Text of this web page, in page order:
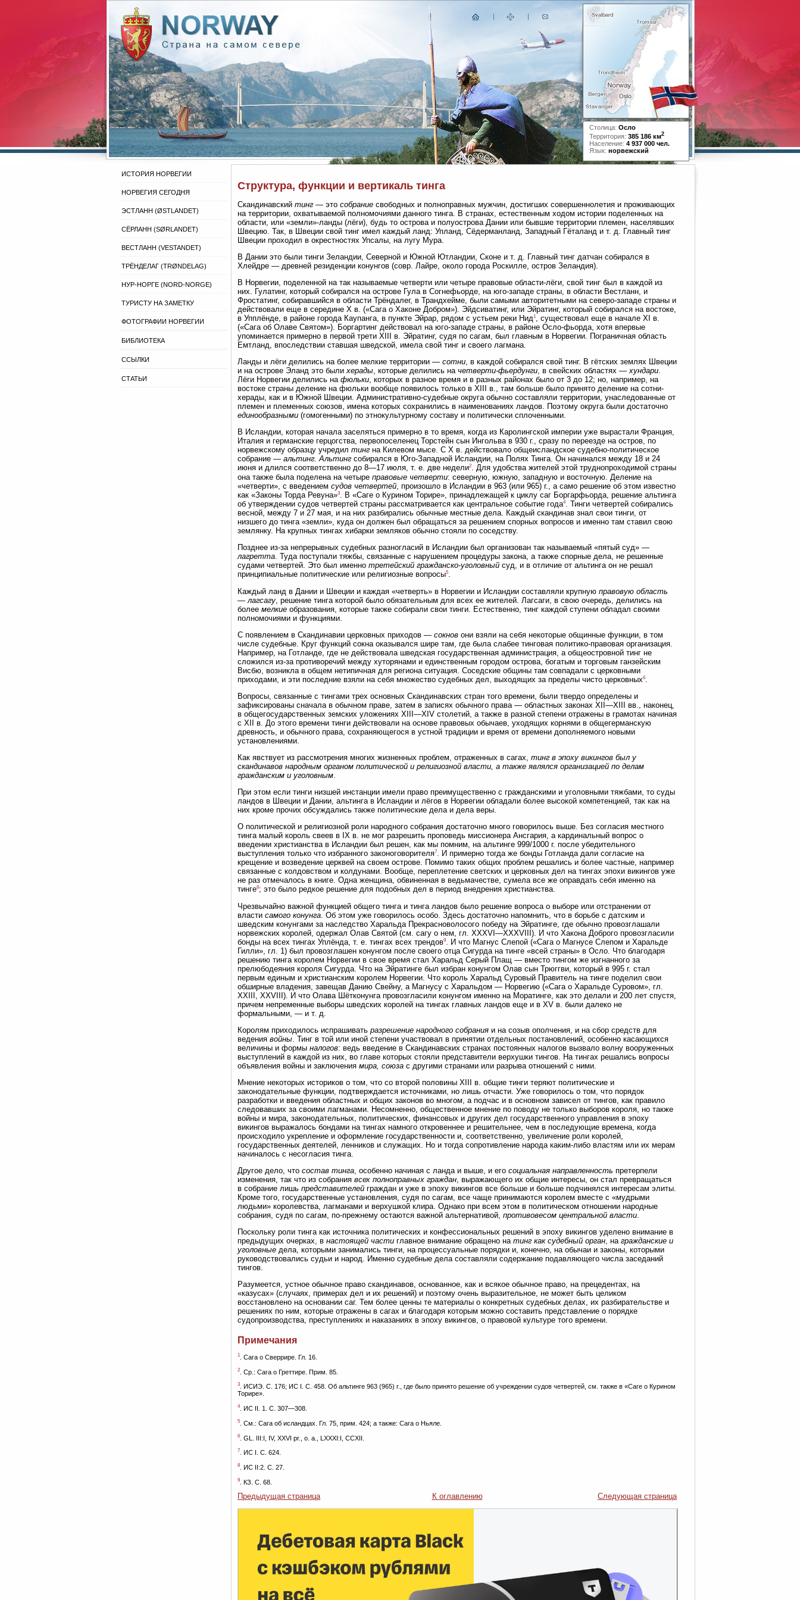
Столица: Осло
Территория: 385 186 км2
Население: 4 937 000 чел.
Язык: норвежский
ИСТОРИЯ НОРВЕГИИ
НОРВЕГИЯ СЕГОДНЯ
ЭСТЛАНН (ØSTLANDET)
СЁРЛАНН (SØRLANDET)
ВЕСТЛАНН (VESTANDET)
ТРЁНДЕЛАГ (TRØNDELAG)
НУР-НОРГЕ (NORD-NORGE)
ТУРИСТУ НА ЗАМЕТКУ
ФОТОГРАФИИ НОРВЕГИИ
БИБЛИОТЕКА
ССЫЛКИ
СТАТЬИ
Структура, функции и вертикаль тинга
Скандинавский тинг — это собрание свободных и полноправных мужчин, достигших совершеннолетия и проживающих
на территории, охватываемой полномочиями данного тинга. В странах, естественным ходом истории поделенных на
области, или «земли»-ланды (лёги), будь то острова и полуострова Дании или бывшие территории племен, населявших
Швецию. Так, в Швеции свой тинг имел каждый ланд: Упланд, Сёдерманланд, Западный Гёталанд и т. д. Главный тинг
Швеции проходил в окрестностях Упсалы, на лугу Мура.
В Дании это были тинги Зеландии, Северной и Южной Ютландии, Сконе и т. д. Главный тинг датчан собирался в
Хлейдре — древней резиденции конунгов (совр. Лайре, около города Роскилле, остров Зеландия).
В Норвегии, поделенной на так называемые четверти или четыре правовые области-лёги, свой тинг был в каждой из
них. Гулатинг, который собирался на острове Гула в Согнефьорде, на юго-западе страны, в области Вестланн, и
Фростатинг, собиравшийся в области Трёндалег, в Трандхейме, были самыми авторитетными на северо-западе страны и
действовали еще в середине X в. («Сага о Хаконе Добром»). Эйдсиватинг, или Эйратинг, который собирался на востоке,
в Упплёнде, в районе города Каупанга, в пункте Эйрар, рядом с устьем реки Нид1, существовал еще в начале XI в.
(«Сага об Олаве Святом»). Боргартинг действовал на юго-западе страны, в районе Осло-фьорда, хотя впервые
упоминается примерно в первой трети XIII в. Эйратинг, судя по сагам, был главным в Норвегии. Пограничная область
Емтланд, впоследствии ставшая шведской, имела свой тинг и своего лагмана.
Ланды и лёги делились на более мелкие территории — сотни, в каждой собирался свой тинг. В гётских землях Швеции
и на острове Эланд это былихерады, которые делились на четверти-фьердунги, в свейских областях —хундари.
Лёги Норвегии делились на фюльки, которых в разное время и в разных районах было от 3 до 12; но, например, на
востоке страны деление на фюльки вообще появилось только в XIII в., там больше было принято деление на сотни-
херады, как и в Южной Швеции. Административно-судебные округа обычно составляли территории, унаследованные от
племен и племенных союзов, имена которых сохранились в наименованиях ландов. Поэтому округа были достаточно
единообразными (гомогенными) по этнокультурному составу и политически сплоченными.
В Исландии, которая начала заселяться примерно в то время, когда из Каролингской империи уже вырастали Франция,
Италия и германские герцогства, первопоселенец Торстейн сын Ингольва в 930 г., сразу по переезде на остров, по
норвежскому образцу учредил тинг на Килевом мысе. С X в. действовало общеисландское судебно-политическое
собрание — альтинг. Альтинг собирался в Юго-Западной Исландии, на Полях Тинга. Он начинался между 18 и 24
июня и длился соответственно до 8—17 июля, т. е. две недели2. Для удобства жителей этой труднопроходимой страны
она также была поделена на четыре правовые четверти: северную, южную, западную и восточную. Деление на
«четверти», с введением судов четвертей , произошло в Исландии в 963 (или 965) г., а само решение об этом известно
как «Законы Торда Ревуна»3
. В «Саге о Курином Торире», принадлежащей к циклу саг Боргарфьорда, решение альтинга
об утверждении судов четвертей страны рассматривается как центральное событие года4. Тинги четвертей собирались
весной, между 7 и 27 мая, и на них разбирались обычные местные дела. Каждый скандинав знал свои тинги, от
низшего до тинга «земли», куда он должен был обращаться за решением спорных вопросов и именно там ставил свою
землянку. На крупных тингах хибарки земляков обычно стояли по соседству.
Позднее из-за непрерывных судебных разногласий в Исландии был организован так называемый «пятый суд» —
лагретта. Туда поступали тяжбы, связанные с нарушением процедуры закона, а также спорные дела, не решенные
судами четвертей. Это был именно третейский гражданско-уголовный суд, и в отличие от альтинга он не решал
принципиальные политические или религиозные вопросы5.
Каждый ланд в Дании и Швеции и каждая «четверть» в Норвегии и Исландии составляли крупную правовую область
— лагсагу , решение тинга которой было обязательным для всех ее жителей. Лагсаги, в свою очередь, делились на
более мелкие образования, которые также собирали свои тинги. Естественно, тинг каждой ступени обладал своими
полномочиями и функциями.
С появлением в Скандинавии церковных приходов — сокнов они взяли на себя некоторые общинные функции, в том
числе судебные. Круг функций сокна оказывался шире там, где была слабее тинговая политико-правовая организация.
Например, на Готланде, где не действовала шведская государственная администрация, а общеостровной тинг не
сложился из-за противоречий между хуторянами и единственным городом острова, богатым и торговым ганзейским
Висбю, возникла в общем нетипичная для региона ситуация. Соседские общины там совпадали с церковными
приходами, и эти последние взяли на себя множество судебных дел, выходящих за пределы чисто церковных6
Вопросы, связанные с тингами трех основных Скандинавских стран того времени, были твердо определены и
зафиксированы сначала в обычном праве, затем в записях обычного права — областных законах XII—XIII вв., наконец,
в общегосударственных земских уложениях XIII—XIV столетий, а также в разной степени отражены в грамотах начиная
с XII в. До этого времени тинги действовали на основе правовых обычаев, уходящих корнями в общегерманскую
древность, и обычного права, сохраняющегося в устной традиции и время от времени дополняемого новыми
установлениями.
Как явствует из рассмотрения многих жизненных проблем, отраженных в сагах, тинг в эпоху викингов был у
скандинавов народным органом политической и религиозной власти, а также являлся организацией по делам
гражданским и уголовным
При этом если тинги низшей инстанции имели право преимущественно с гражданскими и уголовными тяжбами, то суды
ландов в Швеции и Дании, альтинга в Исландии и лёгов в Норвегии обладали более высокой компетенцией, так как на
них кроме прочих обсуждались также политические дела и дела веры.
О политической и религиозной роли народного собрания достаточно много говорилось выше. Без согласия местного
тинга малый король свеев в IX в. не мог разрешить проповедь миссионера Ансгария, а кардинальный вопрос о
введении христианства в Исландии был решен, как мы помним, на альтинге 999/1000 г. после убедительного
выступления только что избранного законоговорителя7. И примерно тогда же бонды Готланда дали согласие на
крещение и возведение церквей на своем острове. Помимо таких общих проблем решались и более частные, например
связанные с колдовством и колдунами. Вообще, переплетение светских и церковных дел на тингах эпохи викингов уже
не раз отмечалось в книге. Одна женщина, обвиненная в ведьмачестве, сумела все же оправдать себя именно на
тинге8; это было редкое решение для подобных дел в период внедрения христианства.
Чрезвычайно важной функцией общего тинга и тинга ландов было решение вопроса о выборе или отстранении от
власти самого конунга . Об этом уже говорилось особо. Здесь достаточно напомнить, что в борьбе с датским и
шведским конунгами за наследство Харальда Прекрасноволосого победу на Эйратинге, где обычно провозглашали
норвежских королей, одержал Олав Святой (см. сагу о нем, гл. XXXVI—XXXVIII). И что Хакона Доброго провозгласили
бонды на всех тингах Уплёнда, т. е. тингах всех трендов9
. И что Магнус Слепой («Сага о Магнусе Слепом и Харальде
Гилли», гл. 1) был провозглашен конунгом после своего отца Сигурда на тинге «всей страны» в Осло. Что благодаря
решению тинга королем Норвегии в свое время стал Харальд Серый Плащ — вместо тингом же изгнанного за
прелюбодеяния короля Сигурда. Что на Эйратинге был избран конунгом Олав сын Трюггви, который в 995 г. стал
первым единым и христианским королем Норвегии. Что король Харальд Суровый Правитель на тинге поделил свои
обширные владения, завещав Данию Свейну, а Магнусу с Харальдом — Норвегию («Сага о Харальде Суровом», гл.
XXIII, XXVIII). И что Олава Шётконунга провозгласили конунгом именно на Моратинге, как это делали и 200 лет спустя,
причем непременные выборы шведских королей на тингах главных ландов еще и в XV в. были далеко не
формальными, — и т. д.
Королям приходилось испрашивать разрешение народного собрания и на созыв ополчения, и на сбор средств для
ведения войны . Тинг в той или иной степени участвовал в принятии отдельных постановлений, особенно касающихся
величины и формы налогов: ведь введение в Скандинавских странах постоянных налогов вызвало волну вооруженных
выступлений в каждой из них, во главе которых стояли представители верхушки тингов. На тингах решались вопросы
объявления войны и заключения мира, союза с другими странами или разрыва отношений с ними.
Мнение некоторых историков о том, что со второй половины XIII в. общие тинги теряют политические и
законодательные функции, подтверждается источниками, но лишь отчасти. Уже говорилось о том, что порядок
разработки и введения областных и общих законов во многом, а подчас и в основном зависел от тингов, как правило
следовавших за своими лагманами. Несомненно, общественное мнение по поводу не только выборов короля, но также
войны и мира, законодательных, политических, финансовых и других дел государственного управления в эпоху
викингов выражалось бондами на тингах намного откровеннее и решительнее, чем в последующие времена, когда
происходило укрепление и оформление государственности и, соответственно, увеличение роли королей,
государственных деятелей, ленников и служащих. Но и тогда сопротивление народа каким-либо властям или их мерам
начиналось с несогласия тинга.
Другое дело, что состав тинга , особенно начиная с ланда и выше, и его социальная направленность претерпели
изменения, так что из собрания всех полноправных граждан , выражающего их общие интересы, он стал превращаться
в собрание лишь представителей граждан и уже в эпоху викингов все больше и больше подчинялся интересам элиты.
Кроме того, государственные установления, судя по сагам, все чаще принимаются королем вместе с «мудрыми
людьми» королевства, лагманами и верхушкой клира. Однако при всем этом в политическом отношении народные
собрания, судя по сагам, по-прежнему остаются важной альтернативой, противовесом центральной власти
Поскольку роли тинга как источника политических и конфессиональных решений в эпоху викингов уделено внимание в
предыдущих очерках, в настоящей части главное внимание обращено на тинг как судебный орган , на гражданские и
уголовные дела, которыми занимались тинги, на процессуальные порядки и, конечно, на обычаи и законы, которыми
руководствовались судьи и народ. Именно судебные дела составляли содержание подавляющего числа заседаний
тингов.
Разумеется, устное обычное право скандинавов, основанное, как и всякое обычное право, на прецедентах, на
«казусах» (случаях, примерах дел и их решений) и поэтому очень выразительное, не может быть целиком
восстановлено на основании саг. Тем более ценны те материалы о конкретных судебных делах, их разбирательстве и
решениях по ним, которые отражены в сагах и благодаря которым можно составить представление о порядке
судопроизводства, преступлениях и наказаниях в эпоху викингов, о правовой культуре того времени.
Примечания
1 . Сага о Сверрире. Гл. 16.
2 . Ср.: Сага о Греттире. Прим. 85.
3
. ИСИЭ. С. 176; ИС I. С. 458. Об альтинге 963 (965) г., где было принято решение об учреждении судов четвертей, см. также в «Саге о Курином
Торире».
4. ИС II. 1. С. 307—308.
5 . См.: Сага об исландцах. Гл. 75, прим. 424; а также: Сага о Ньяле.
6 . GL. III:I, IV, XXVI pr., o. a., LXXXI:I, CCXII.
7 . ИС I. С. 624.
8 . ИС II:2. С. 27.
9 . КЗ. С. 68.
Предыдущая страница К оглавлению Следующая страница